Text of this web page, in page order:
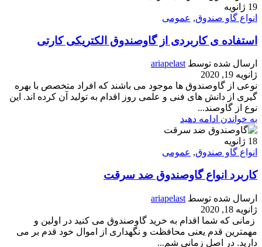
19 ژانویه
انواع گاو صندوق, عمومی
استفاده ی کاربردی از گاوصندوق الکتریکی کارتی
ارسال شده توسط ariapelast
ژانویه 19, 2020
نوعی از گاوصندوق ها موجود می باشند که افراد متخصص با بهره
گیری از دانش های فنی و علمی روز اقدام به تولید آن کرده اند. این
نوع از گاوصند...
به خواندن ادامه دهید
18 ژانویه
انواع گاو صندوق, عمومی
کاربرد انواع گاوصندوق ضد سرقت
ارسال شده توسط ariapelast
ژانویه 18, 2020
زمانی که شما اقدام به خرید گاوصندوق می کنید در اولین و
مهمترین قدم یعنی محافظت و نگهداری از اموال خود قدم بر می
دارید. در اصل زمانی شم...